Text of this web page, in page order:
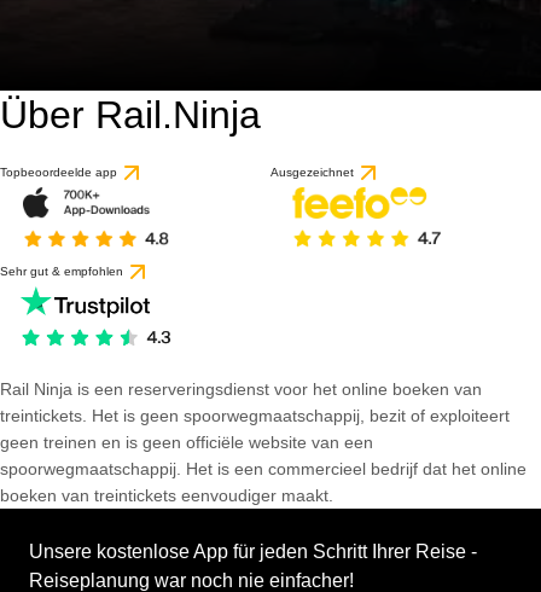
Über Rail.Ninja
Topbeoordeelde app Ausgezeichnet
Sehr gut & empfohlen
Rail Ninja is een reserveringsdienst voor het online boeken van
treintickets. Het is geen spoorwegmaatschappij, bezit of exploiteert
geen treinen en is geen officiële website van een
spoorwegmaatschappij. Het is een commercieel bedrijf dat het online
boeken van treintickets eenvoudiger maakt.
Unsere kostenlose App für jeden Schritt Ihrer Reise -
Reiseplanung war noch nie einfacher!